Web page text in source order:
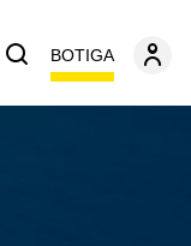
BOTIGA